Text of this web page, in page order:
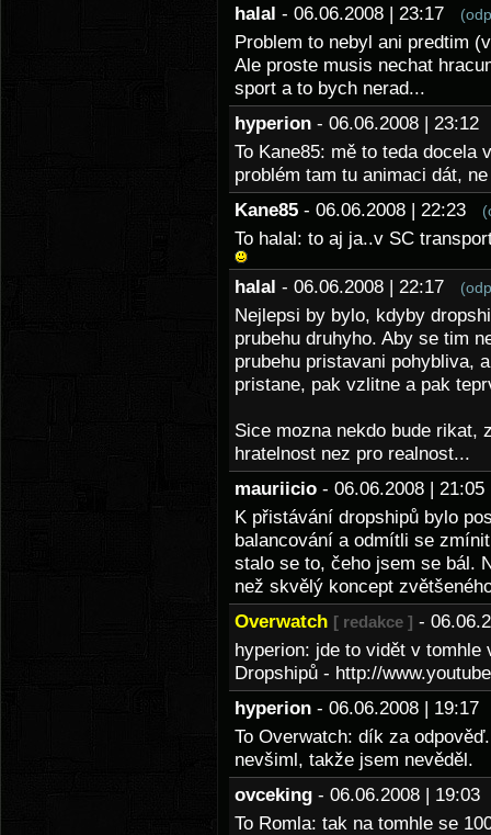
halal - 06.06.2008 | 23:17
Problem to nebyl ani predtim
Ale proste musis nechat
sport a to bych nerad...
hyperion - 06.06.2008 |
To Kane85: mě to teda
problém tam tu animaci dát,
Kane85 - 06.06.2008 | 22:23
To halal: to aj ja..v SC
halal - 06.06.2008 | 22:17
Nejlepsi by bylo, kdyby
prubehu druhyho. Aby se tim
prubehu pristavani pohybliva,
pristane, pak vzlitne a pak
Sice mozna nekdo bude rikat,
hratelnost nez pro realnost...
mauriicio - 06.06.2008 |
K přistávání dropshipů bylo
balancování a odmítli se
stalo se to, čeho jsem se bál.
než skvělý koncept
Overwatch [ redakce ] -
hyperion: jde to vidět v
Dropshipů - http://
hyperion - 06.06.2008 |
To Overwatch: dík za
nevšiml, takže jsem nevěděl.
ovceking - 06.06.2008 |
To Romla: tak na tomhle se